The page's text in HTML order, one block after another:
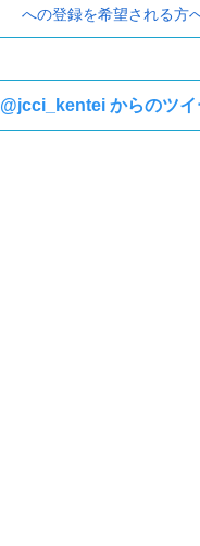
への登録を希望される方
@jcci_kentei からのツイ